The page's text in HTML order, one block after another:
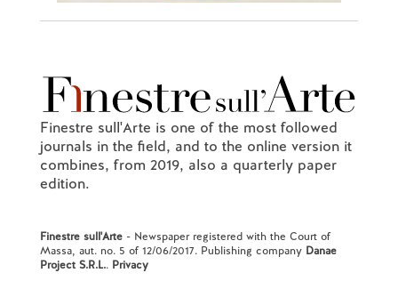
Finestre sull'Arte is one of the most followed
journals in the field, and to the online version it
combines, from 2019, also a quarterly paper
edition.
Finestre sull'Arte- Newspaper registered with the Court of
Massa, aut. no. 5 of 12/06/2017. Publishing company Danae
Project S.R.L.. Privacy